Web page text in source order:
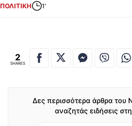
ΠΟΛΙΤΙΚΗ 1'
2
SHARES
Δες περισσότερα άρθρα του
αναζητάς ειδήσεις